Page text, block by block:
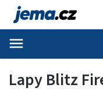
Lapy Blitz